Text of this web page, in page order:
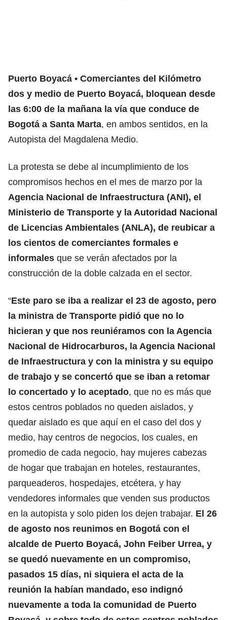
Puerto Boyacá
Comerciantes del Kilómetro
dos y medio de Puerto Boyacá, bloquean desde
las 6:00 de la mañana la vía que conduce de
Bogotá a Santa Marta, en ambos sentidos, en la
Autopista del Magdalena Medio.
La protesta se debe al incumplimiento de los
compromisos hechos en el mes de marzo por la
Agencia Nacional de Infraestructura (ANI), el
Ministerio de Transporte y la Autoridad Nacional
de Licencias Ambientales (ANLA), de reubicar a
los cientos de comerciantes formales e
informales que se verán afectados por la
construcción de la doble calzada en el sector.
“Este paro se iba a realizar el 23 de agosto, pero
la ministra de Transporte pidió que no lo
hicieran y que nos reuniéramos con la Agencia
Nacional de Hidrocarburos, la Agencia Nacional
de Infraestructura y con la ministra y su equipo
de trabajo y se concertó que se iban a retomar
lo concertado y lo aceptado, que no es más que
estos centros poblados no queden aislados, y
quedar aislado es que aquí en el caso del dos y
medio, hay centros de negocios, los cuales, en
promedio de cada negocio, hay mujeres cabezas
de hogar que trabajan en hoteles, restaurantes,
parqueaderos, hospedajes, etcétera, y hay
vendedores informales que venden sus productos
en la autopista y solo piden los dejen trabajar. El 26
de agosto nos reunimos en Bogotá con el
alcalde de Puerto Boyacá, John Feiber Urrea, y
se quedó nuevamente en un compromiso,
pasados 15 días, ni siquiera el acta de la
reunión la habían mandado, eso indignó
nuevamente a toda la comunidad de Puerto